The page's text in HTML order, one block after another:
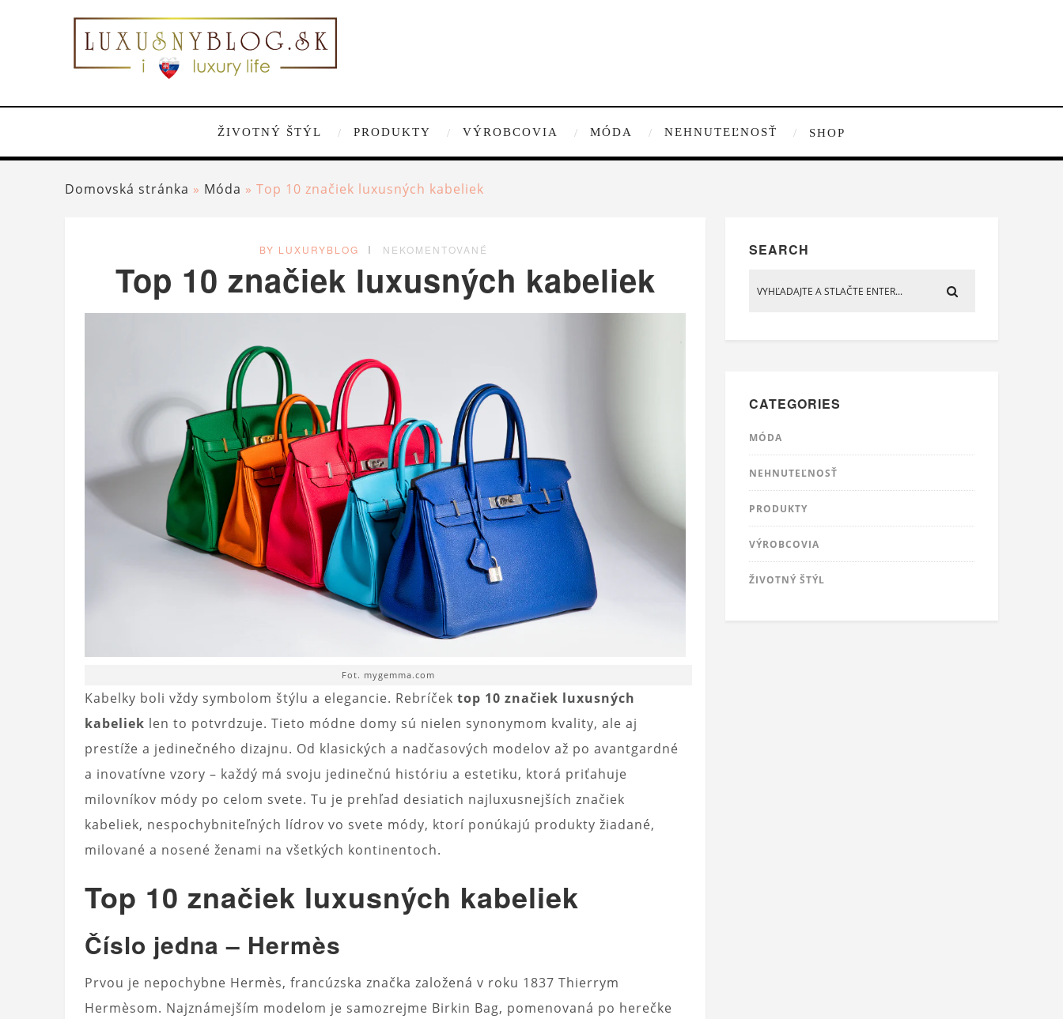
ŽIVOTNÝ ŠTÝL PRODUKTY VÝROBCOVIA MÓDA NEHNUTEĽNOSŤ SHOP
Domovská stránka » Móda » Top 10 značiek luxusných kabeliek
BY LUXURYBLOG NEKOMENTOVANÉ
Top 10 značiek luxusných kabeliek
Fot. mygemma.com
Kabelky boli vždy symbolom štýlu a elegancie. Rebríček top 10 značiek luxusných
kabeliek len to potvrdzuje. Tieto módne domy sú nielen synonymom kvality, ale aj
prestíže a jedinečného dizajnu. Od klasických a nadčasových modelov až po avantgardné
a inovatívne vzory – každý má svoju jedinečnú históriu a estetiku, ktorá priťahuje
milovníkov módy po celom svete. Tu je prehľad desiatich najluxusnejších značiek
kabeliek, nespochybniteľných lídrov vo svete módy, ktorí ponúkajú produkty žiadané,
milované a nosené ženami na všetkých kontinentoch.
Top 10 značiek luxusných kabeliek
Číslo jedna – Hermès
Prvou je nepochybne Hermès, francúzska značka založená v roku 1837 Thierrym
Hermèsom. Najznámejším modelom je samozrejme Birkin Bag, pomenovaná po herečke
SEARCH
CATEGORIES
MÓDA
NEHNUTEĽNOSŤ
PRODUKTY
VÝROBCOVIA
ŽIVOTNÝ ŠTÝL